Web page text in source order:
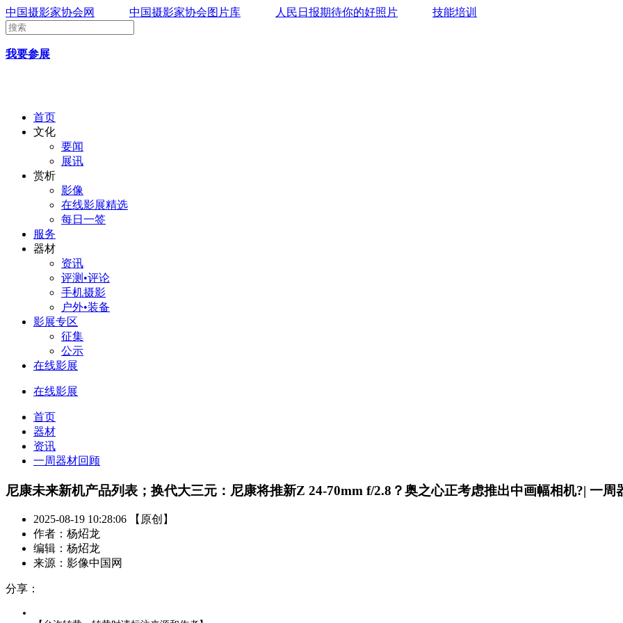
中国摄影家协会网 中国摄影家协会图片库 人民日报期待你的好照片 技能培训
我要参展
首页
文化
要闻
展讯
赏析
影像
在线影展精选
每日一签
服务
器材
资讯
评测•评论
手机摄影
户外•装备
影展专区
征集
公示
在线影展
在线影展
首页
器材
资讯
一周器材回顾
尼康未来新机产品列表；换代大三元：尼康将推新Z 24-70mm f/2.8？奥之心正考虑推出中画幅相机?| 一周
2025-08-19 10:28:06 【原创】
作者：杨炤龙
编辑：杨炤龙
来源：影像中国网
分享：